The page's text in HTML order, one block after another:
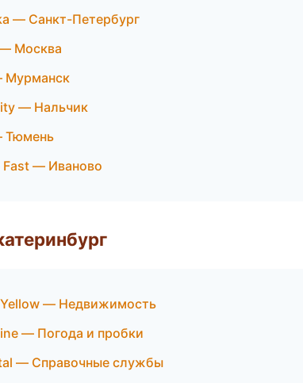
— Санкт-Петербург
Москва
Мурманск
— Нальчик
Тюмень
Fast — Иваново
— Недвижимость
— Погода и пробки
— Справочные службы